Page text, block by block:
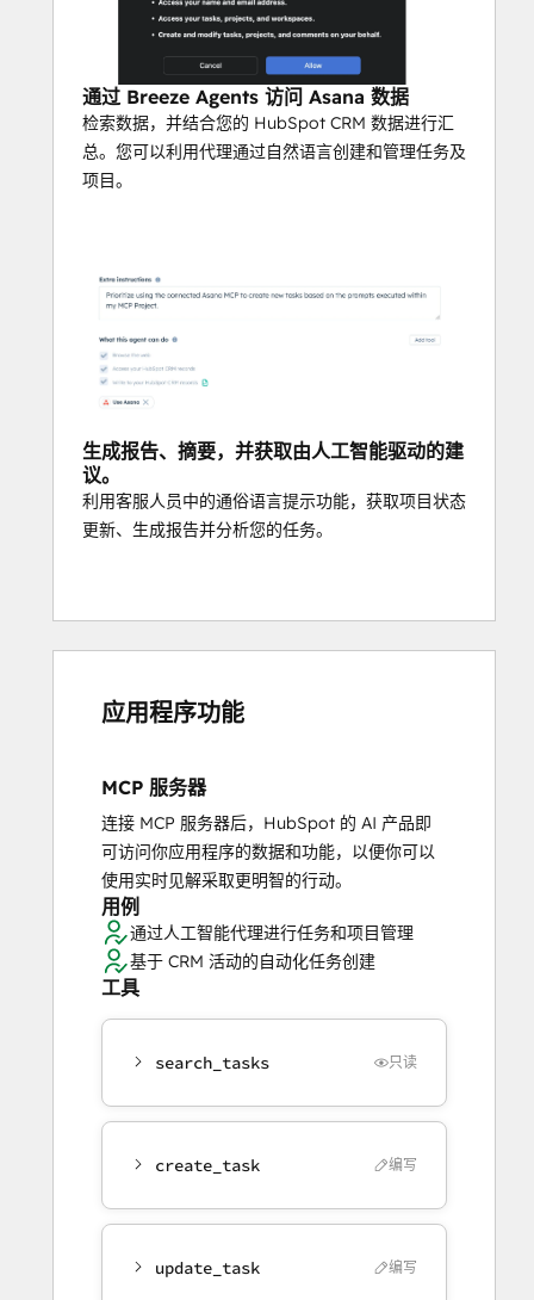
通过 Breeze Agents 访问 Asana 数据
检索数据，并结合您的 HubSpot CRM 数据进行汇
总。您可以利用代理通过自然语言创建和管理任务及
项目。
生成报告、摘要，并获取由人工智能驱动的建
议。
利用客服人员中的通俗语言提示功能，获取项目状态
更新、生成报告并分析您的任务。
应用程序功能
MCP 服务器
连接 MCP 服务器后，HubSpot 的 AI 产品即
可访问你应用程序的数据和功能，以便你可以
使用实时见解采取更明智的行动。
用例
通过人工智能代理进行任务和项目管理
基于 CRM 活动的自动化任务创建
工具
search_tasks 只读
create_task 编写
update_task 编写